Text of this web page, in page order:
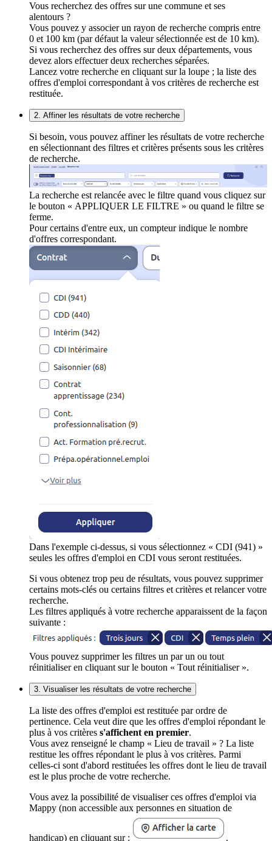
Vous recherchez des offres sur une commune et ses
alentours ?
Vous pouvez y associer un rayon de recherche compris entre
0 et 100 km (par défaut la valeur sélectionnée est de 10 km).
Si vous recherchez des offres sur deux départements, vous
devez alors effectuer deux recherches séparées.
Lancez votre recherche en cliquant sur la loupe ; la liste des
offres d'emploi correspondant à vos critères de recherche est
restituée.
2. Affiner les résultats de votre recherche
Si besoin, vous pouvez affiner les résultats de votre recherche
en sélectionnant des filtres et critères présents sous les critères
de recherche.
La recherche est relancée avec le filtre quand vous cliquez sur
le bouton « APPLIQUER LE FILTRE » ou quand le filtre se
ferme.
Pour certains d'entre eux, un compteur indique le nombre
d'offres correspondant.
Dans l'exemple ci-dessus, si vous sélectionnez « CDI (941) »
seules les offres d'emploi en CDI vous seront restituées.
Si vous obtenez trop peu de résultats, vous pouvez supprimer
certains mots-clés ou certains filtres et critères et relancer votre
recherche.
Les filtres appliqués à votre recherche apparaissent de la façon
suivante :
Vous pouvez supprimer les filtres un par un ou tout
réinitialiser en cliquant sur le bouton « Tout réinitialiser ».
3. Visualiser les résultats de votre recherche
La liste des offres d'emploi est restituée par ordre de
pertinence. Cela veut dire que les offres d'emploi répondant le
plus à vos critères s'affichent en premier.
Vous avez renseigné le champ « Lieu de travail » ? La liste
restitue les offres répondant le plus à vos critères. Parmi
celles-ci sont d'abord restituées les offres dont le lieu de travail
est le plus proche de votre recherche.
Vous avez la possibilité de visualiser ces offres d'emploi via
Mappy (non accessible aux personnes en situation de
handicap) en cliquant sur :
.